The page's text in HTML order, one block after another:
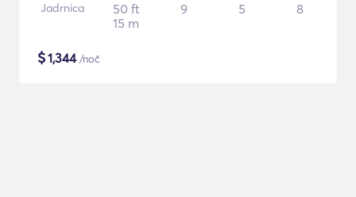
Jadrnica
50 ft
15 m
9 5 8
$1,344/noč